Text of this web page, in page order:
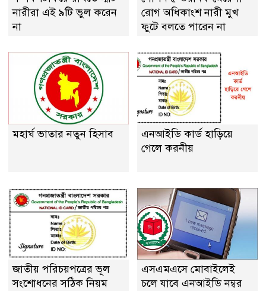
নারীরা এই ৯টি ভুল করেন
না
রোগ অধিকাংশ নারী মুখ
ফুটে বলতে পারেন না
মহার্ঘ ভাতার নতুন হিসাব
এনআইডি কার্ড হাড়িয়ে
গেলে করনীয়
জাতীয় পরিচয়পত্রের ভূল
সংশোধনের সঠিক নিয়ম
এসএমএসে মোবাইলেই
চলে যাবে এনআইডি নম্বর